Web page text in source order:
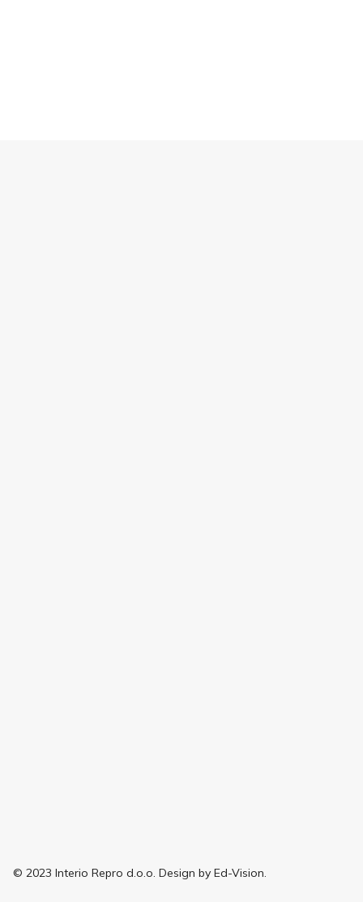
© 2023 Interio Repro d.o.o. Design by Ed-Vision.